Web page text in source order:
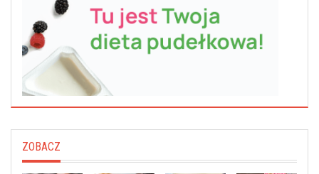
ZOBACZ